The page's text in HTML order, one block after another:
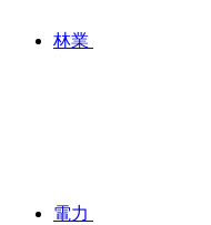
林業
電力